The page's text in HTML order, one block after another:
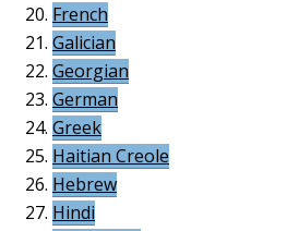
French
Galician
Georgian
German
Greek
Haitian Creole
Hebrew
Hindi